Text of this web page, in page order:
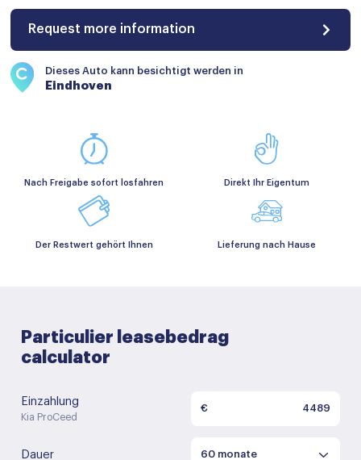
Request more information
Dieses Auto kann besichtigt werden in
Eindhoven
Nach Freigabe sofort losfahren Direkt Ihr Eigentum
Der Restwert gehört Ihnen Lieferung nach Hause
Particulier leasebedrag
calculator
Einzahlung
Kia ProCeed
€
Dauer